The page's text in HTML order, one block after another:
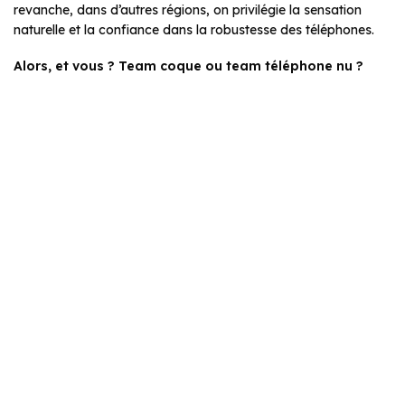
revanche, dans d’autres régions, on privilégie la sensation
naturelle et la confiance dans la robustesse des téléphones.
Alors, et vous ? Team coque ou team téléphone nu ?